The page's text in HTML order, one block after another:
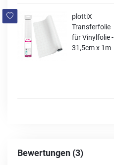
plottiX
Transferfolie
für Vinylfolie -
31,5cm x 1m
Bewertungen (3)